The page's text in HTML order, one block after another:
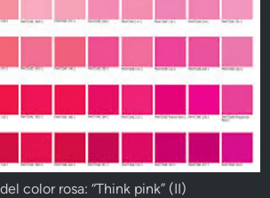
color rosa: “Think pink” (II)